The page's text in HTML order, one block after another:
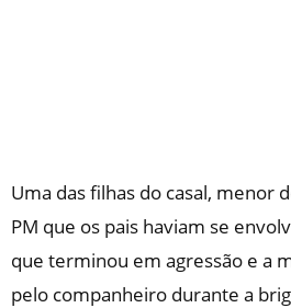
Uma das filhas do casal, menor
PM que os pais haviam se
que terminou em agressão e a
pelo companheiro durante a